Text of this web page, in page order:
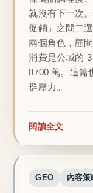
就沒有下一次
促銷」之間二
兩個角色，顧
消費是公域的
8700 萬。這篇
群壓力。
閱讀全文
GEO 內容策